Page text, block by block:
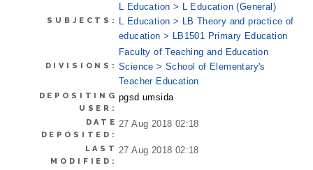
SUBJECTS:
L Education > L Education (General)
L Education > LB Theory and practice of
education > LB1501 Primary Education
DIVISIONS:
Faculty of Teaching and Education
Science > School of Elementary's
Teacher Education
DEPOSITING
USER:
pgsd umsida
DATE
DEPOSITED:
27 Aug 2018 02:18
LAST
MODIFIED:
27 Aug 2018 02:18